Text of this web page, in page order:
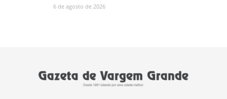
6 de agosto de 2026